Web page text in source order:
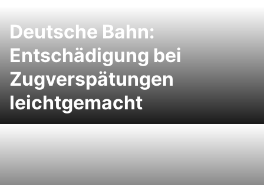
Deutsche Bahn:
Entschädigung bei
Zugverspätungen
leichtgemacht